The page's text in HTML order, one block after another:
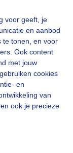
voor geeft, je
en aanbod
te tonen, en voor
Ook content
met jouw
cookies
en
van
ook je precieze